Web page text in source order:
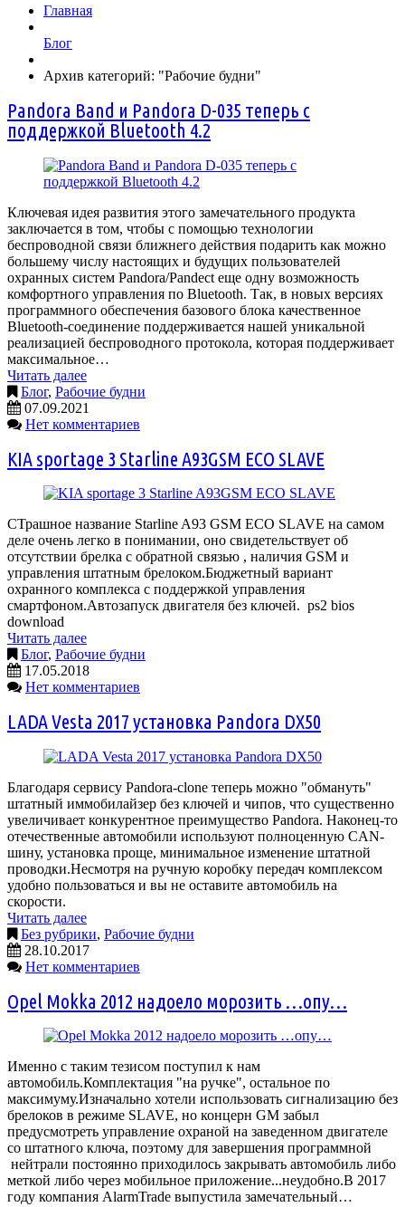
Главная
Блог
Архив категорий: "Рабочие будни"
Pandora Band и Pandora D-035 теперь с
поддержкой Bluetooth 4.2
Ключевая идея развития этого замечательного продукта
заключается в том, чтобы с помощью технологии
беспроводной связи ближнего действия подарить как можно
большему числу настоящих и будущих пользователей
охранных систем Pandora/Pandect еще одну возможность
комфортного управления по Bluetooth. Так, в новых версиях
программного обеспечения базового блока качественное
Bluetooth-соединение поддерживается нашей уникальной
реализацией беспроводного протокола, которая поддерживает
максимальное…
Читать далее
Блог, Рабочие будни
07.09.2021
Нет комментариев
KIA sportage 3 Starline A93GSM ECO SLAVE
СТрашное название Starline A93 GSM ECO SLAVE на самом
деле очень легко в понимании, оно свидетельствует об
отсутствии брелка с обратной связью , наличия GSM и
управления штатным брелоком.Бюджетный вариант
охранного комплекса с поддержкой управления
смартфоном.Автозапуск двигателя без ключей. ps2 bios
download
Читать далее
Блог, Рабочие будни
17.05.2018
Нет комментариев
LADA Vesta 2017 установка Pandora DX50
Благодаря сервису Pandora-clone теперь можно "обмануть"
штатный иммобилайзер без ключей и чипов, что существенно
увеличивает конкурентное преимущество Pandora. Наконец-то
отечественные автомобили используют полноценную CAN-
шину, установка проще, минимальное изменение штатной
проводки.Несмотря на ручную коробку передач комплексом
удобно пользоваться и вы не оставите автомобиль на
скорости.
Читать далее
Без рубрики, Рабочие будни
28.10.2017
Нет комментариев
Opel Mokka 2012 надоело морозить …опу…
Именно с таким тезисом поступил к нам
автомобиль.Комплектация "на ручке", остальное по
максимуму.Изначально хотели использовать сигнализацию без
брелоков в режиме SLAVE, но концерн GM забыл
предусмотреть управление охраной на заведенном двигателе
со штатного ключа, поэтому для завершения программной
нейтрали постоянно приходилось закрывать автомобиль либо
меткой либо через мобильное приложение...неудобно.В 2017
году компания AlarmTrade выпустила замечательный…